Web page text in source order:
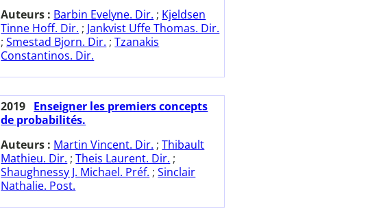
Auteurs : Barbin Evelyne. Dir. ; Kjeldsen
Tinne Hoff. Dir. ; Jankvist Uffe Thomas. Dir.
;Smestad Bjorn. Dir. ;Tzanakis
Constantinos. Dir.
2019 Enseigner les premiers concepts
de probabilités.
Auteurs : Martin Vincent. Dir. ;Thibault
Mathieu. Dir. ;Theis Laurent. Dir. ;
Shaughnessy J. Michael. Préf. ;Sinclair
Nathalie. Post.